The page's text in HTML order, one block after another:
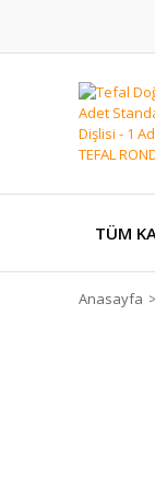
TÜM
Anasayfa